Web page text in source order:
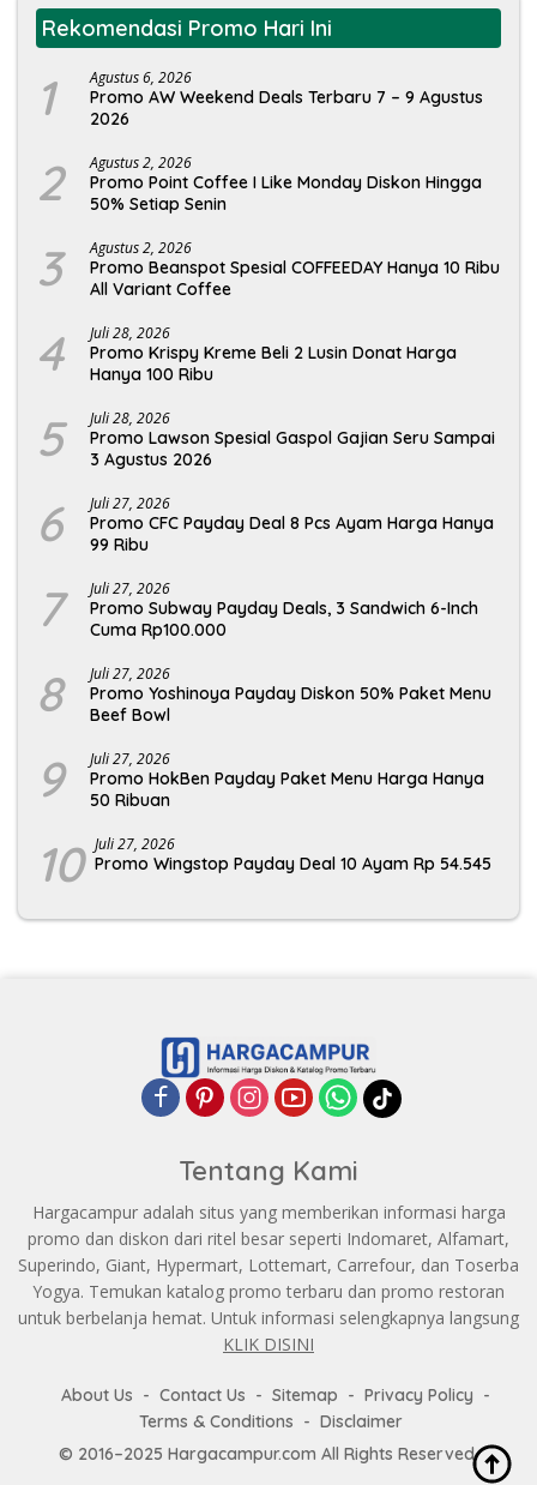
Rekomendasi Promo Hari Ini
1 Agustus 6, 2026
Promo AW Weekend Deals Terbaru 7 – 9 Agustus
2026
2 Agustus 2, 2026
Promo Point Coffee I Like Monday Diskon Hingga
50% Setiap Senin
3 Agustus 2, 2026
Promo Beanspot Spesial COFFEEDAY Hanya 10 Ribu
All Variant Coffee
4 Juli 28, 2026
Promo Krispy Kreme Beli 2 Lusin Donat Harga
Hanya 100 Ribu
5 Juli 28, 2026
Promo Lawson Spesial Gaspol Gajian Seru Sampai
3 Agustus 2026
6 Juli 27, 2026
Promo CFC Payday Deal 8 Pcs Ayam Harga Hanya
99 Ribu
7 Juli 27, 2026
Promo Subway Payday Deals, 3 Sandwich 6-Inch
Cuma Rp100.000
8 Juli 27, 2026
Promo Yoshinoya Payday Diskon 50% Paket Menu
Beef Bowl
9 Juli 27, 2026
Promo HokBen Payday Paket Menu Harga Hanya
50 Ribuan
10 Juli 27, 2026
Promo Wingstop Payday Deal 10 Ayam Rp 54.545
Tentang Kami
Hargacampur adalah situs yang memberikan informasi harga
promo dan diskon dari ritel besar seperti Indomaret, Alfamart,
Superindo, Giant, Hypermart, Lottemart, Carrefour, dan Toserba
Yogya. Temukan katalog promo terbaru dan promo restoran
untuk berbelanja hemat. Untuk informasi selengkapnya langsung
KLIK DISINI
About Us Contact Us Sitemap
Privacy Policy
Terms & Conditions
Disclaimer
© 2016–2025 Hargacampur.com All Rights Reserved.